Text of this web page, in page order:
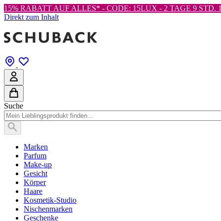
15% RABATT AUF ALLES* - CODE: 15LUX - 2 TAGE 9 STD.
Direkt zum Inhalt
Suche
Marken
Parfum
Make-up
Gesicht
Körper
Haare
Kosmetik-Studio
Nischenmarken
Geschenke